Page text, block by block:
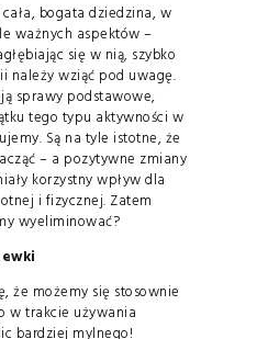
bogata dziedzina, w
ważnych aspektów –
się w nią, szybko
należy wziąć pod uwagę.
sprawy podstawowe,
tego typu aktywności w
Są na tyle istotne, że
– a pozytywne zmiany
korzystny wpływ dla
i fizycznej. Zatem
wyeliminować?
że możemy się stosownie
w trakcie używania
bardziej mylnego!